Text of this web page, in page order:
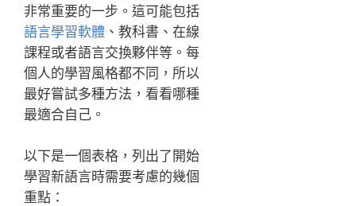
非常重要的一步。這可能包括
語言學習軟體 、教科書、在線
課程或者語言交換夥伴等。每
個人的學習風格都不同，所以
最好嘗試多種方法，看看哪種
最適合自己。
以下是一個表格，列出了開始
學習新語言時需要考慮的幾個
重點：